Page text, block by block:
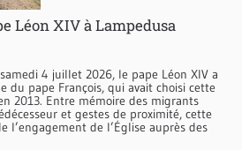
Léon XIV à Lampedusa
4 juillet 2026, le pape Léon XIV a
du pape François, qui avait choisi cette
2013. Entre mémoire des migrants
et gestes de proximité, cette
l’engagement de l’Église auprès des